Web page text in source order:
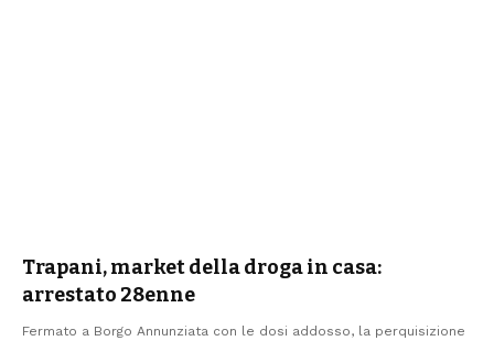
Trapani, market della droga in casa:
arrestato 28enne
Fermato a Borgo Annunziata con le dosi addosso, la perquisizione